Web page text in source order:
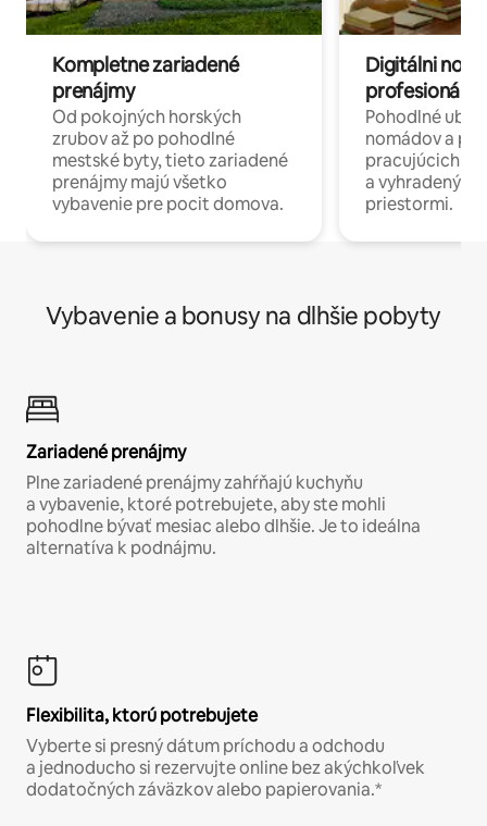
Kompletne zariadené
prenájmy
Od pokojných horských
zrubov až po pohodlné
mestské byty, tieto zariadené
prenájmy majú všetko
vybavenie pre pocit domova.
Digitálni
profesionáli
Pohodlné
nomádov a
pracujúcich
a
priestormi.
Vybavenie a bonusy na dlhšie pobyty
Zariadené prenájmy
Plne zariadené prenájmy zahŕňajú kuchyňu
a vybavenie, ktoré potrebujete, aby ste mohli
pohodlne bývať mesiac alebo dlhšie. Je to ideálna
alternatíva k podnájmu.
Flexibilita, ktorú potrebujete
Vyberte si presný dátum príchodu a odchodu
a jednoducho si rezervujte online bez akýchkoľvek
dodatočných záväzkov alebo papierovania.*